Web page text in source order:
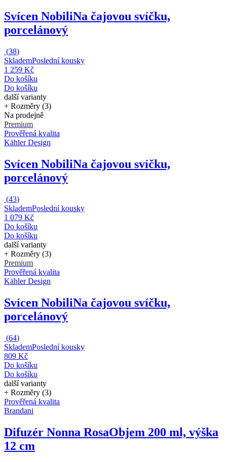
Svícen NobiliNa čajovou svíčku,
porcelánový
(38)
SklademPoslední kousky
1 259 Kč
Do košíku
Do košíku
další varianty
+ Rozměry (3)
Na prodejně
Premium
Prověřená kvalita
Kähler Design
Svícen NobiliNa čajovou svíčku,
porcelánový
(43)
SklademPoslední kousky
1 079 Kč
Do košíku
Do košíku
další varianty
+ Rozměry (3)
Premium
Prověřená kvalita
Kähler Design
Svícen NobiliNa čajovou svíčku,
porcelánový
(64)
SklademPoslední kousky
809 Kč
Do košíku
Do košíku
další varianty
+ Rozměry (3)
Prověřená kvalita
Brandani
Difuzér Nonna RosaObjem 200 ml, výška
12 cm